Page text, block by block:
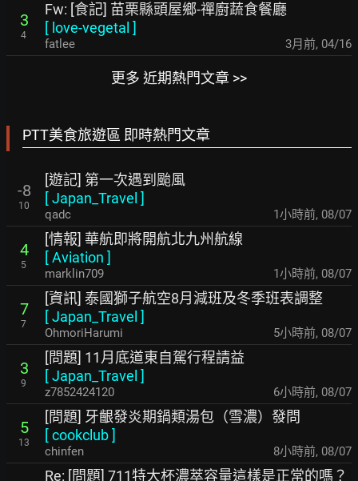
3
4
Fw: [食記] 苗栗縣頭屋鄉-禪廚蔬食餐廳
[ love-vegetal ]
fatlee 3月前, 04/16
更多 近期熱門文章 >>
PTT美食旅遊區 即時熱門文章
-8
10
[遊記] 第一次遇到颱風
[Japan_Travel ]
qadc 1小時前, 08/07
4
5
[情報] 華航即將開航北九州航線
[Aviation ]
marklin709 1小時前, 08/07
7
7
[資訊] 泰國獅子航空8月減班及冬季班表調整
[Japan_Travel ]
OhmoriHarumi 5小時前, 08/07
3
9
[問題] 11月底道東自駕行程請益
[Japan_Travel ]
z7852424120 6小時前, 08/07
5
13
[問題] 牙齦發炎期鍋類湯包（雪濃）發問
[cookclub]
chinfen 8小時前, 08/07
Re: [問題] 711特大杯濃萃容量這樣是正常的嗎？